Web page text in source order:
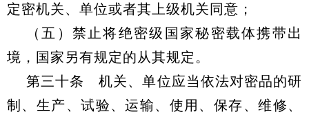
定密机关、单位或者其上级机关同意；
（五）禁止将绝密级国家秘密载体携带出
境，国家另有规定的从其规定。
第三十条 机关、单位应当依法对密品的研
制、生产、试验、运输、使用、保存、维修、